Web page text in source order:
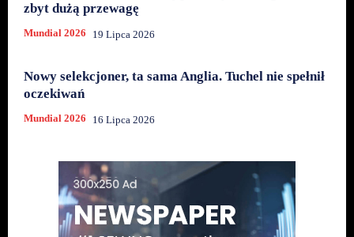
zbyt dużą przewagę
Mundial 2026 19 Lipca 2026
Nowy selekcjoner, ta sama Anglia. Tuchel nie spełnił
oczekiwań
Mundial 2026 16 Lipca 2026